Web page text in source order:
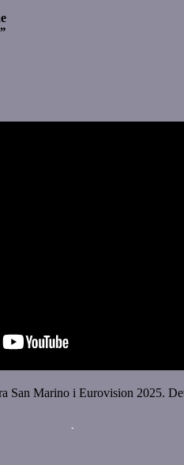
”
San Marino i Eurovision 2025.